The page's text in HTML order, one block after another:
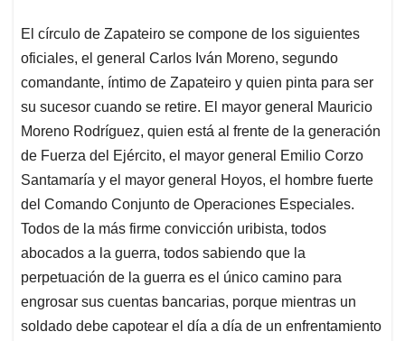
El círculo de Zapateiro se compone de los siguientes
oficiales, el general Carlos Iván Moreno, segundo
comandante, íntimo de Zapateiro y quien pinta para ser
su sucesor cuando se retire. El mayor general Mauricio
Moreno Rodríguez, quien está al frente de la generación
de Fuerza del Ejército, el mayor general Emilio Corzo
Santamaría y el mayor general Hoyos, el hombre fuerte
del Comando Conjunto de Operaciones Especiales.
Todos de la más firme convicción uribista, todos
abocados a la guerra, todos sabiendo que la
perpetuación de la guerra es el único camino para
engrosar sus cuentas bancarias, porque mientras un
soldado debe capotear el día a día de un enfrentamiento